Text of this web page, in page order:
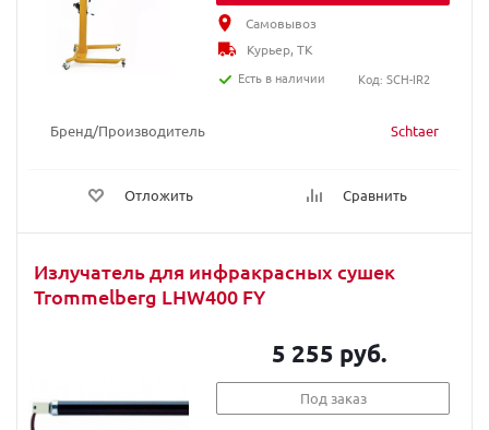
Бренд/Производитель Schtaer
Отложить Сравнить
Самовывоз
Курьер, ТК
Есть в наличии
Код: SCH-IR2
Излучатель для инфракрасных сушек
Trommelberg LHW400 FY
5 255 руб.
Под заказ